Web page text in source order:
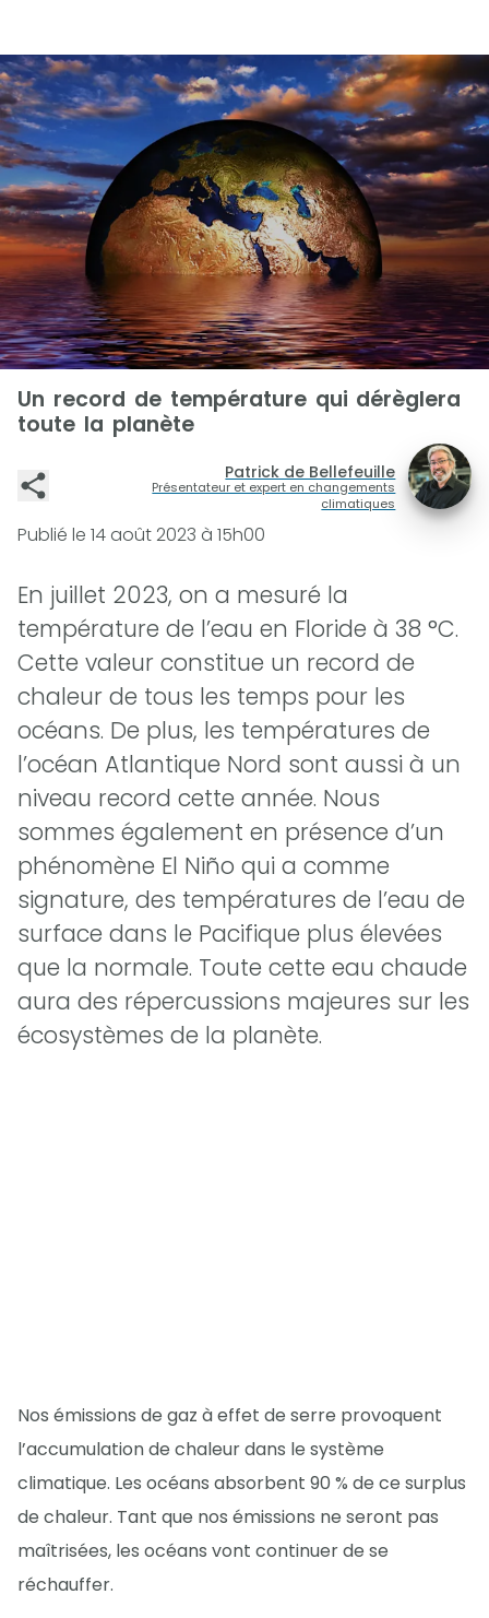
Un record de température qui dérèglera
toute la planète
Patrick de Bellefeuille
Présentateur et expert en changements
climatiques
Publié le 14 août 2023 à 15h00
En juillet 2023, on a mesuré la
température de l’eau en Floride à 38 °C.
Cette valeur constitue un record de
chaleur de tous les temps pour les
océans. De plus, les températures de
l’océan Atlantique Nord sont aussi à un
niveau record cette année. Nous
sommes également en présence d’un
phénomène El Niño qui a comme
signature, des températures de l’eau de
surface dans le Pacifique plus élevées
que la normale. Toute cette eau chaude
aura des répercussions majeures sur les
écosystèmes de la planète.
Nos émissions de gaz à effet de serre provoquent
l’accumulation de chaleur dans le système
climatique. Les océans absorbent 90 % de ce surplus
de chaleur. Tant que nos émissions ne seront pas
maîtrisées, les océans vont continuer de se
réchauffer.